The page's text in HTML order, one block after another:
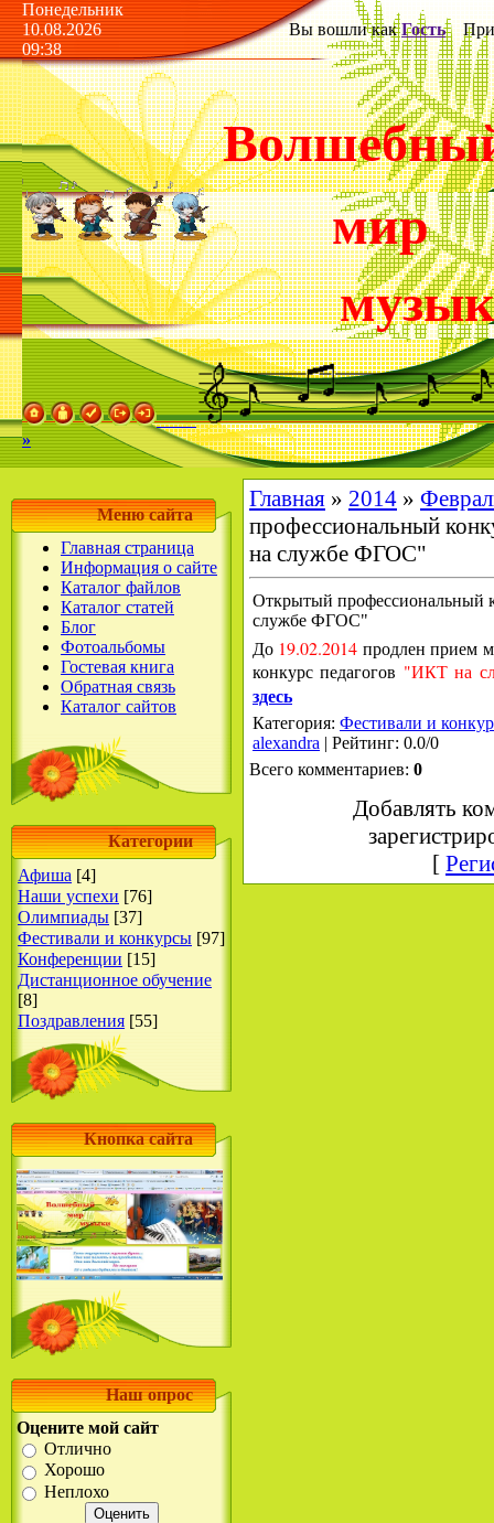
Понедельник
10.08.2026
09:38
Вы вошли как Гость
мир
»
Меню сайта
Главная страница
Информация о сайте
Каталог файлов
Каталог статей
Блог
Фотоальбомы
Гостевая книга
Обратная связь
Каталог сайтов
Категории
Афиша [4]
Наши успехи [76]
Олимпиады [37]
Фестивали и конкурсы [97]
Конференции [15]
Дистанционное обучение
[8]
Поздравления [55]
Кнопка сайта
Наш опрос
Оцените мой сайт
Отлично
Хорошо
Неплохо
Главная » 2014 »
профессиональный
на службе ФГОС"
Открытый профессиональный
службе ФГОС"
До 19.02.2014 продлен прием
конкурс педагогов "ИКТ на
здесь
Категория: Фестивали и
alexandra | Рейтинг: 0.0/0
Всего комментариев: 0
Добавлять
[